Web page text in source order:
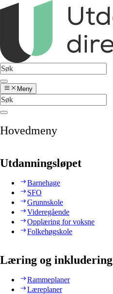
Meny
Hovedmeny
Utdanningsløpet
Barnehage
SFO
Grunnskole
Videregående
Opplæring for voksne
Folkehøgskole
Læring og inkludering
Rammeplaner
Læreplaner